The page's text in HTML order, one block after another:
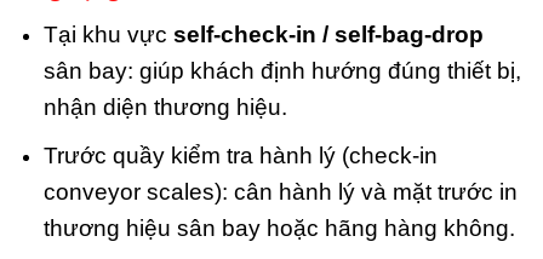
Tại khu vực self-check-in / self-bag-drop
sân bay: giúp khách định hướng đúng thiết bị,
nhận diện thương hiệu.
Trước quầy kiểm tra hành lý (check-in
conveyor scales): cân hành lý và mặt trước in
thương hiệu sân bay hoặc hãng hàng không.